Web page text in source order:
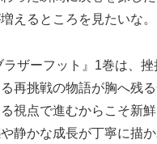
えるところを見たいな。
ラザーフット』1巻は、
再挑戦の物語が胸へ残る
視点で進むからこそ新
静かな成長が丁寧に描か